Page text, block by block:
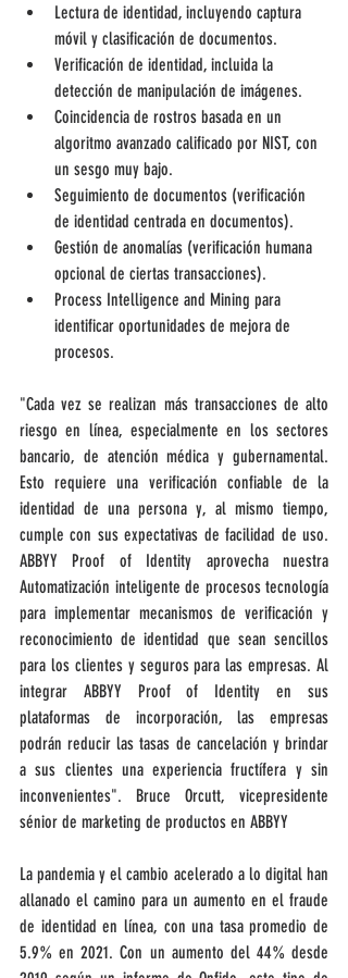
Lectura de identidad, incluyendo captura
móvil y clasificación de documentos.
Verificación de identidad, incluida la
detección de manipulación de imágenes.
Coincidencia de rostros basada en un
algoritmo avanzado calificado por NIST, con
un sesgo muy bajo.
Seguimiento de documentos (verificación
de identidad centrada en documentos).
Gestión de anomalías (verificación humana
opcional de ciertas transacciones).
Process Intelligence and Mining para
identificar oportunidades de mejora de
procesos.
"Cada vez se realizan más transacciones de alto
riesgo en línea, especialmente en los sectores
bancario, de atención médica y gubernamental.
Esto requiere una verificación confiable de la
identidad de una persona y, al mismo tiempo,
cumple con sus expectativas de facilidad de uso.
ABBYY Proof of Identity aprovecha nuestra
Automatización inteligente de procesos tecnología
para implementar mecanismos de verificación y
reconocimiento de identidad que sean sencillos
para los clientes y seguros para las empresas. Al
integrar ABBYY Proof of Identity en sus
plataformas de incorporación, las empresas
podrán reducir las tasas de cancelación y brindar
a sus clientes una experiencia fructífera y sin
inconvenientes". Bruce Orcutt, vicepresidente
sénior de marketing de productos en ABBYY
La pandemia y el cambio acelerado a lo digital han
allanado el camino para un aumento en el fraude
de identidad en línea, con una tasa promedio de
5.9% en 2021. Con un aumento del 44% desde